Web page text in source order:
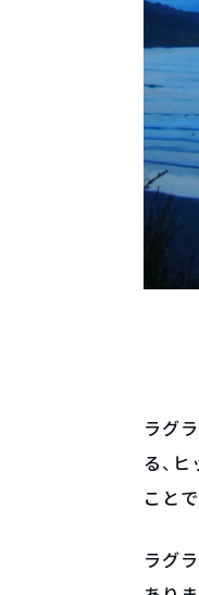
ラグ
る、
こと
ラグ